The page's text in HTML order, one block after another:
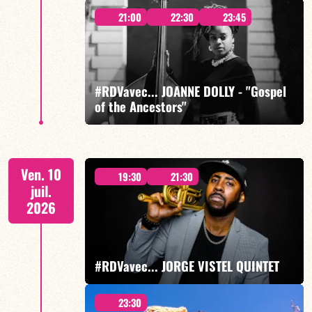
21:00 22:30 23:45
#RDVavec... JOANNE DOLLY - "Gospel
of the Ancestors"
Joanne Dolly/Carl-Henri Morisset/Alexis Valet/Tiss
Rodriguez
EN SAVOIR PLUS
Ven. 10
juil.
2026
19:30 21:30
#RDVavec... JORGE VISTEL QUINTET
23:30